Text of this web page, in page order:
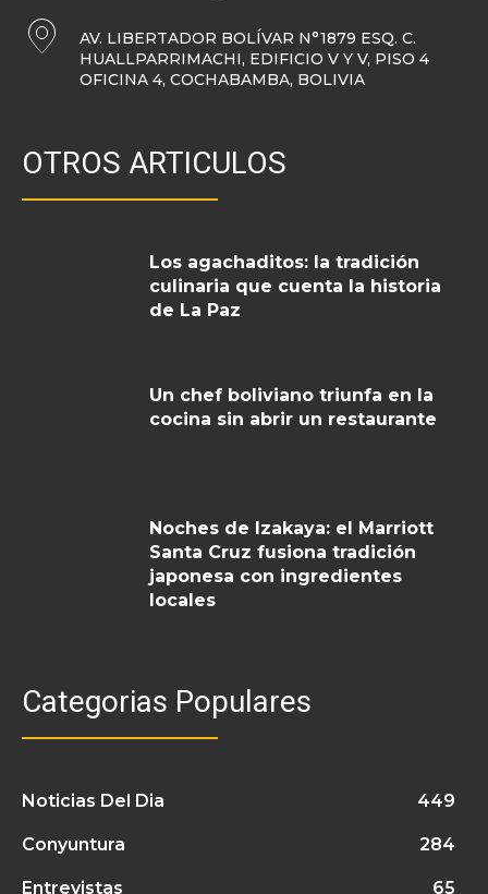
AV. LIBERTADOR BOLÍVAR N°1879 ESQ. C.
HUALLPARRIMACHI, EDIFICIO V Y V, PISO 4
OFICINA 4, COCHABAMBA, BOLIVIA
OTROS ARTICULOS
Los agachaditos: la tradición
culinaria que cuenta la historia
de La Paz
Un chef boliviano triunfa en la
cocina sin abrir un restaurante
Noches de Izakaya: el Marriott
Santa Cruz fusiona tradición
japonesa con ingredientes
locales
Categorias Populares
Noticias Del Dia 449
Conyuntura 284
Entrevistas 65